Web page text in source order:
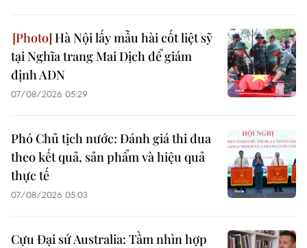
Hà Nội lấy mẫu hài cốt liệt sỹ
tại Nghĩa trang Mai Dịch để giám
định ADN
07/08/2026 05:29
Phó Chủ tịch nước: Đánh giá thi đua
theo kết quả, sản phẩm và hiệu quả
thực tế
07/08/2026 05:03
Cựu Đại sứ Australia: Tầm nhìn hợp